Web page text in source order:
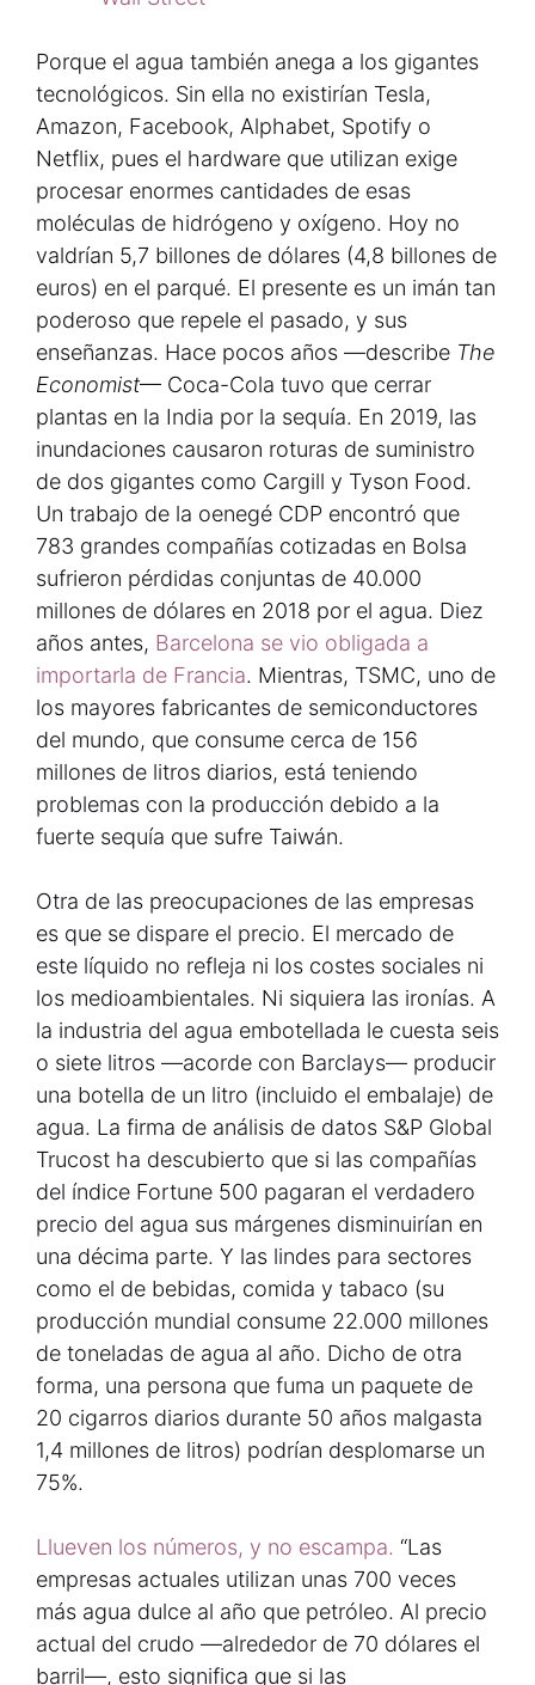
Porque el agua también anega a los gigantes
tecnológicos. Sin ella no existirían Tesla,
Amazon, Facebook, Alphabet, Spotify o
Netflix, pues el hardware que utilizan exige
procesar enormes cantidades de esas
moléculas de hidrógeno y oxígeno. Hoy no
valdrían 5,7 billones de dólares (4,8 billones de
euros) en el parqué. El presente es un imán tan
poderoso que repele el pasado, y sus
enseñanzas. Hace pocos años —­describe The
Economist— Coca-Cola tuvo que cerrar
plantas en la India por la sequía. En 2019, las
inundaciones causaron roturas de suministro
de dos gigantes como Cargill y Tyson Food.
Un trabajo de la oenegé CDP encontró que
783 grandes compañías cotizadas en Bolsa
sufrieron pérdidas conjuntas de 40.000
millones de dólares en 2018 por el agua. Diez
años antes, Barcelona se vio obligada a
importarla de Francia. Mientras, TSMC, uno de
los mayores fabricantes de semiconductores
del mundo, que consume cerca de 156
millones de litros diarios, está teniendo
problemas con la producción debido a la
fuerte sequía que sufre Taiwán.
Otra de las preocupaciones de las empresas
es que se dispare el precio. El mercado de
este líquido no refleja ni los costes sociales ni
los medioambientales. Ni siquiera las ironías. A
la industria del agua embotellada le cuesta seis
o siete litros —acorde con Barclays— producir
una botella de un litro (incluido el embalaje) de
agua. La firma de análisis de datos S&P Global
Trucost ha descubierto que si las compañías
del índice Fortune 500 pagaran el verdadero
precio del agua sus márgenes disminuirían en
una décima parte. Y las lindes para sectores
como el de bebidas, comida y tabaco (su
producción mundial consume 22.000 millones
de toneladas de agua al año. Dicho de otra
forma, una persona que fuma un paquete de
20 cigarros diarios durante 50 años malgasta
1,4 millones de litros) podrían desplomarse un
75%.
Llueven los números, y no escampa. “Las
empresas actuales utilizan unas 700 veces
más agua dulce al año que petróleo. Al precio
actual del crudo —alrededor de 70 dólares el
barril—, esto significa que si las